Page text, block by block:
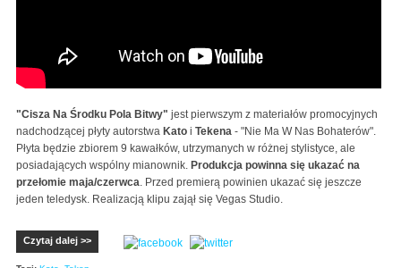
"Cisza Na Środku Pola Bitwy" jest pierwszym z materiałów promocyjnych
nadchodzącej płyty autorstwa Kato i Tekena - "Nie Ma W Nas Bohaterów".
Płyta będzie zbiorem 9 kawałków, utrzymanych w różnej stylistyce, ale
posiadających wspólny mianownik. Produkcja powinna się ukazać na
przełomie maja/czerwca. Przed premierą powinien ukazać się jeszcze
jeden teledysk. Realizacją klipu zajął się Vegas Studio.
Czytaj dalej >>